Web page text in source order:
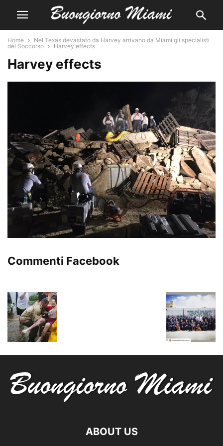
Home
Nel Texas devastato da Harvey arrivano da Miami gli specialisti
del Soccorso
Harvey effects
Harvey effects
Commenti Facebook
ABOUT US